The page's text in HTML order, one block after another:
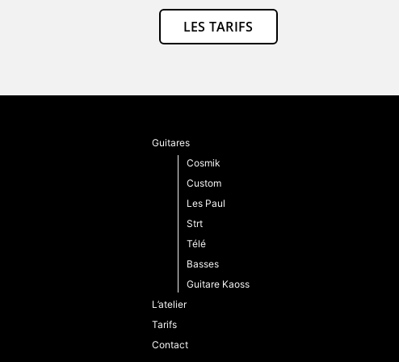
LES TARIFS
Guitares
Cosmik
Custom
Les Paul
Strt
Télé
Basses
Guitare Kaoss
L’atelier
Tarifs
Contact